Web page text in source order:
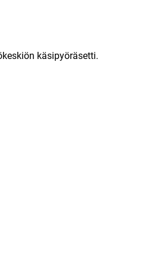
käsipyöräsetti.